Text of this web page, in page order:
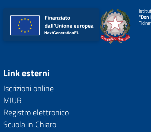
Link esterni
Iscrizioni online
MIUR
Registro elettronico
Scuola in Chiaro